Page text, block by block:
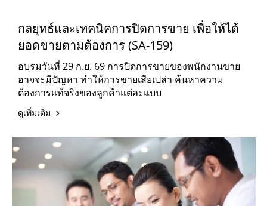
กลยุทธ์และเทคนิคการปิดการขาย เพื่อให้ได้
ยอดขายตามต้องการ (SA-159)
อบรมวันที่ 29 ก.ย. 69 การปิดการขายของพนักงานขาย
อาจจะมีปัญหา ทำให้การขายเสียเปล่า ค้นหาความ
ต้องการแท้จริงของลูกค้าแต่ละแบบ
ดูเพิ่มเติม